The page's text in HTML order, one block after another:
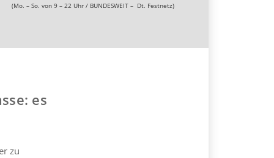
(Mo. – So. von 9 – 22 Uhr / BUNDESWEIT – Dt. Festnetz)
es
zu